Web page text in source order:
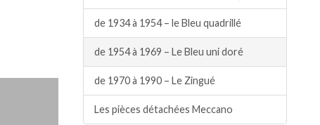
de 1934 à 1954 – le Bleu quadrillé
de 1954 à 1969 – Le Bleu uni doré
de 1970 à 1990 – Le Zingué
Les pièces détachées Meccano